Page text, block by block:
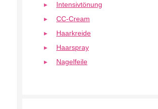
Intensivtönung
CC-Cream
Haarkreide
Haarspray
Nagelfeile